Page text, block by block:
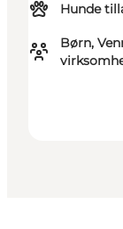
Hunde
Børn,